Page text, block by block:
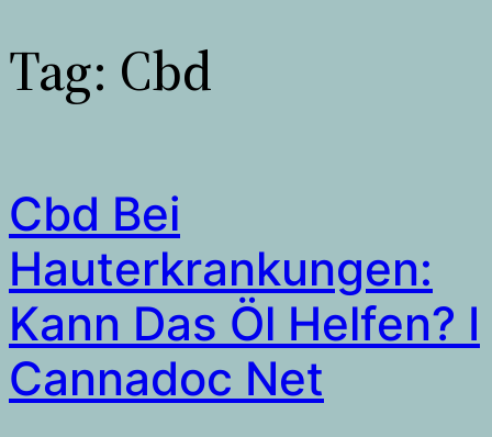
Tag: Cbd
Cbd Bei
Hauterkrankungen:
Kann Das Öl Helfen? I
Cannadoc Net